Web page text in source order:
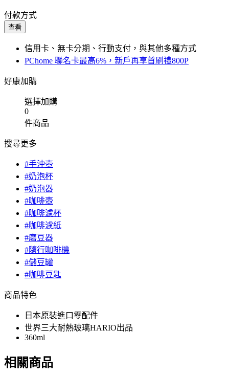
付款方式
查看
信用卡、無卡分期、行動支付，與其他多種方式
PChome 聯名卡最高6%，新戶再享首刷禮800P
好康加購
選擇加購
0
件商品
搜尋更多
#手沖壺
#奶泡杯
#奶泡器
#咖啡壺
#咖啡濾杯
#咖啡濾紙
#磨豆器
#隨行咖啡機
#儲豆罐
#咖啡豆匙
商品特色
日本原裝進口零配件
世界三大耐熱玻璃HARIO出品
360ml
相關商品